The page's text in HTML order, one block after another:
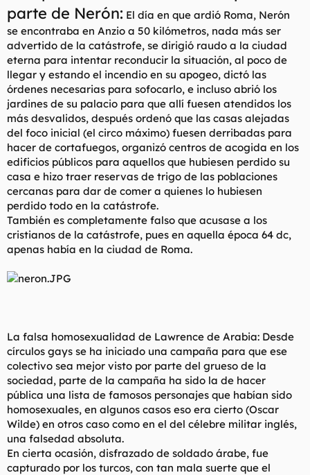
parte de Nerón: El día en que ardió Roma, Nerón
se encontraba en Anzio a 50 kilómetros, nada más ser
advertido de la catástrofe, se dirigió raudo a la ciudad
eterna para intentar reconducir la situación, al poco de
llegar y estando el incendio en su apogeo, dictó las
órdenes necesarias para sofocarlo, e incluso abrió los
jardines de su palacio para que allí fuesen atendidos los
más desvalidos, después ordenó que las casas alejadas
del foco inicial (el circo máximo) fuesen derribadas para
hacer de cortafuegos, organizó centros de acogida en los
edificios públicos para aquellos que hubiesen perdido su
casa e hizo traer reservas de trigo de las poblaciones
cercanas para dar de comer a quienes lo hubiesen
perdido todo en la catástrofe.
También es completamente falso que acusase a los
cristianos de la catástrofe, pues en aquella época 64 dc,
apenas había en la ciudad de Roma.
La falsa homosexualidad de Lawrence de Arabia: Desde
círculos gays se ha iniciado una campaña para que ese
colectivo sea mejor visto por parte del grueso de la
sociedad, parte de la campaña ha sido la de hacer
pública una lista de famosos personajes que habían sido
homosexuales, en algunos casos eso era cierto (Oscar
Wilde) en otros caso como en el del célebre militar inglés,
una falsedad absoluta.
En cierta ocasión, disfrazado de soldado árabe, fue
capturado por los turcos, con tan mala suerte que el